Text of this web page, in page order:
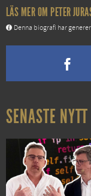
LÄS MER OM PETER
Denna biografi har
SENASTE